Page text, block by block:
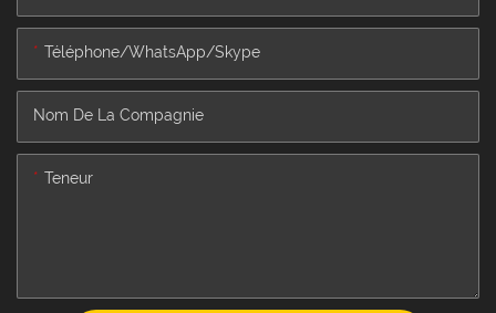
Téléphone/WhatsApp/Skype
Nom De La Compagnie
Teneur